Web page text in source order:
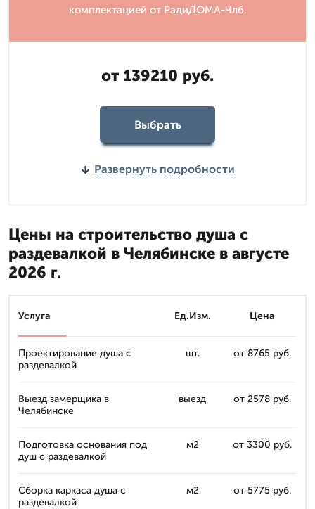
комплектацией от РадиДОМА-Члб.
от 139210 руб.
Выбрать
Развернуть подробности
Цены на строительство душа с
раздевалкой в Челябинске в августе
2026 г.
Услуга Ед.Изм. Цена
Проектирование душа с
раздевалкой
шт. от 8765 руб.
Выезд замерщика в
Челябинске
выезд от 2578 руб.
Подготовка основания под
душ с раздевалкой
м2 от 3300 руб.
Сборка каркаса душа с
раздевалкой
м2 от 5775 руб.